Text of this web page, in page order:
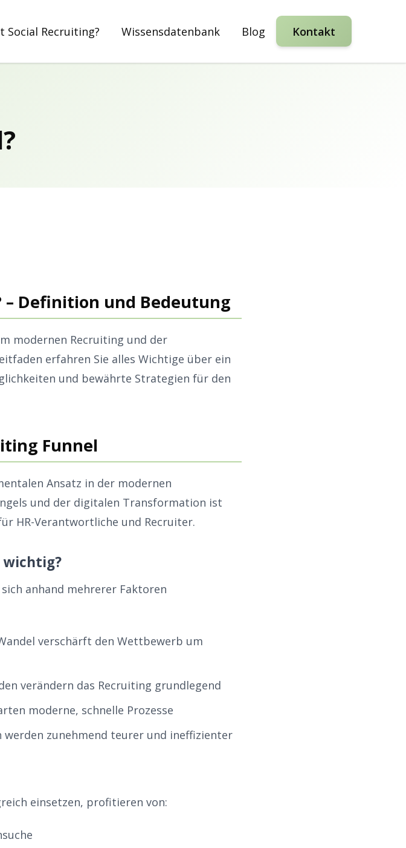
Social Recruiting? Wissensdatenbank Blog Kontakt
– Definition und Bedeutung
modernen Recruiting und der
erfahren Sie alles Wichtige über ein
und bewährte Strategien für den
Funnel
Ansatz in der modernen
und der digitalen Transformation ist
HR-Verantwortliche und Recruiter.
wichtig?
anhand mehrerer Faktoren
verschärft den Wettbewerb um
verändern das Recruiting grundlegend
moderne, schnelle Prozesse
zunehmend teurer und ineffizienter
einsetzen, profitieren von: